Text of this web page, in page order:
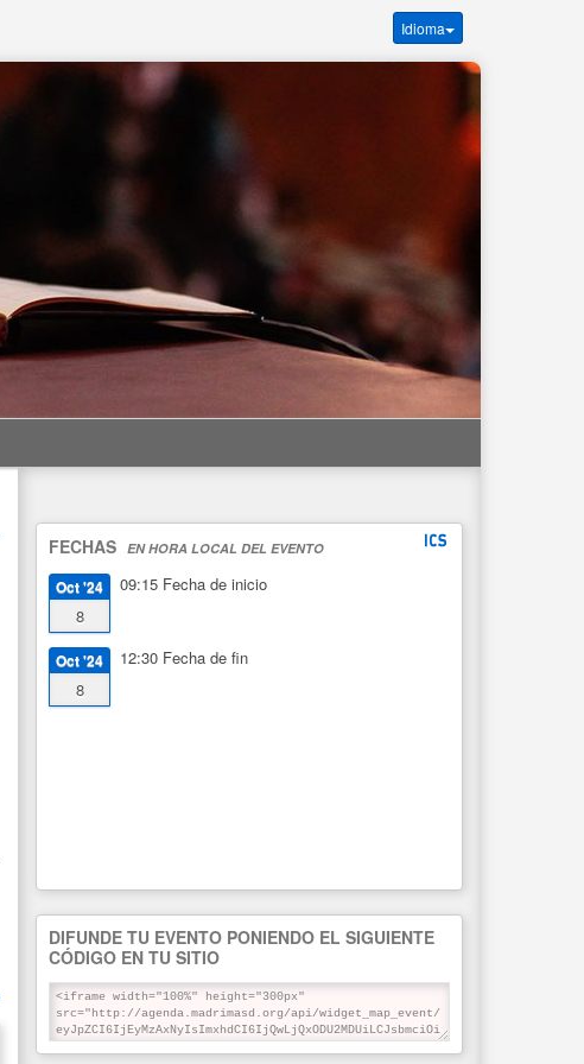
Idioma
FECHAS EN HORA LOCAL DEL EVENTO
Oct '24
8
09:15 Fecha de inicio
Oct '24
8
12:30 Fecha de fin
DIFUNDE TU EVENTO PONIENDO EL SIGUIENTE
CÓDIGO EN TU SITIO